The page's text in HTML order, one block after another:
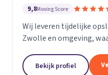
9,8Moving Score
Wij leveren tijdelijke
Zwolle en omgeving,
Bekijk profiel